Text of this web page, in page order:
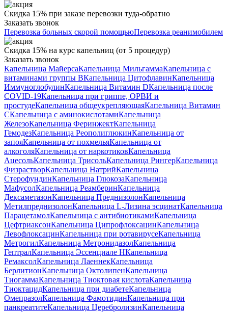
Скидка 15% при заказе перевозки туда-обратно
Заказать звонок
Перевозка больных скорой помощьюПеревозка реанимобилем
Скидка 15% на курс капельниц (от 5 процедур)
Заказать звонок
Капельница МайерсаКапельница МильгаммаКапельница с
витаминами группы BКапельница ЦитофлавинКапельница
ИммуноглобулинКапельница Витамин DКапельница после
COVID-19Капельница при гриппе, ОРВИ и
простудеКапельница общеукрепляющаяКапельница Витамин
CКапельница с аминокислотамиКапельница
ЖелезоКапельница ФеринжектКапельница
ГемодезКапельница РеополиглюкинКапельница от
запояКапельница от похмельяКапельница от
алкоголяКапельница от наркотиковКапельница
АцесольКапельница ТрисольКапельница РингерКапельница
ФизрастворКапельница НатрийКапельница
СтерофундинКапельница ГлюкозаКапельница
МафусолКапельница РеамберинКапельница
ДексаметазонКапельница ПреднизолонКапельница
МетилпреднизолонКапельница L-Лизина эсцинатКапельница
ПарацетамолКапельница с антибиотикамиКапельница
ЦефтриаксонКапельница ЦипрофлоксацинКапельница
ЛевофлоксацинКапельница при ротавирусеКапельница
МетрогилКапельница МетронидазолКапельница
ГептралКапельница Эссенциале НКапельница
РемаксолКапельница ЛаеннекКапельница
БерлитионКапельница ОктолипенКапельница
ТиогаммаКапельница Тиоктовая кислотаКапельница
ТиоктацидКапельница при диабетеКапельница
ОмепразолКапельница ФамотидинКапельница при
панкреатитеКапельница ЦеребролизинКапельница